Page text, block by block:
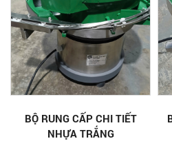
BỘ RUNG CẤP CHI TIẾT
NHỰA TRẮNG